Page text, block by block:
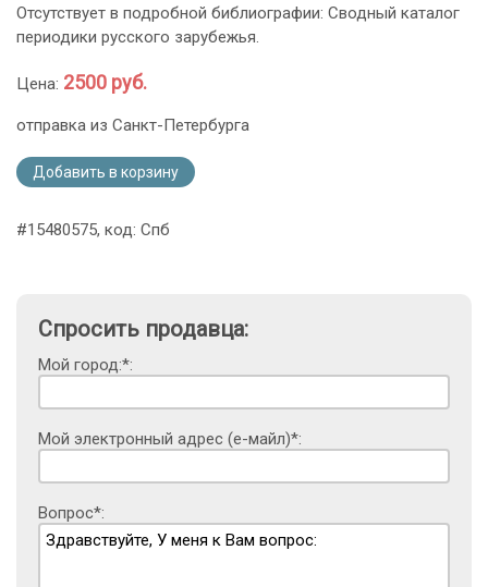
Отсутствует в подробной библиографии: Сводный каталог
периодики русского зарубежья.
Цена: 2500 руб.
отправка из Санкт-Петербурга
Добавить в корзину
#15480575, код: Спб
Спросить продавца:
Мой город:*:
Мой электронный адрес (е-майл)*:
Вопрос*: